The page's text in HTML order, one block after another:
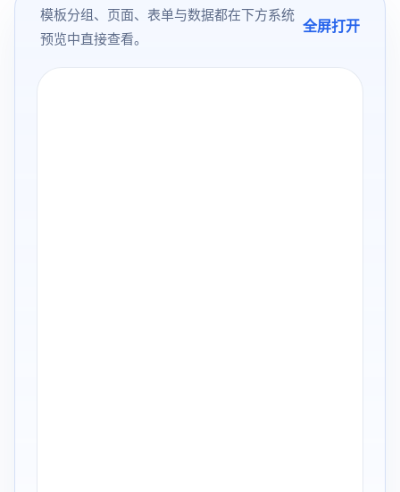
模板分组、页面、表单与数据都在下方系统
预览中直接查看。
全屏打开